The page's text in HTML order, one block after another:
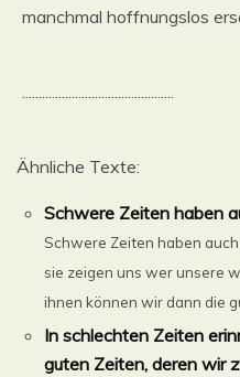
manchmal hoffnungslos
..............................................
Ähnliche Texte:
Schwere Zeiten haben
Schwere Zeiten haben
sie zeigen uns wer unsere
ihnen können wir dann die
In schlechten Zeiten
guten Zeiten, deren wir